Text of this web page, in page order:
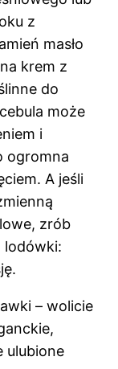
z
masło
krem z
do
może
i
ogromna
A jeśli
zrób
lodówki:
– wolicie
ulubione